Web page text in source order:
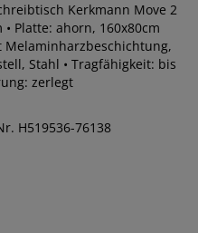
Kerkmann Move 2
• Platte: ahorn, 160x80cm
Melaminharzbeschichtung,
Stahl • Tragfähigkeit: bis
zerlegt
H519536-76138